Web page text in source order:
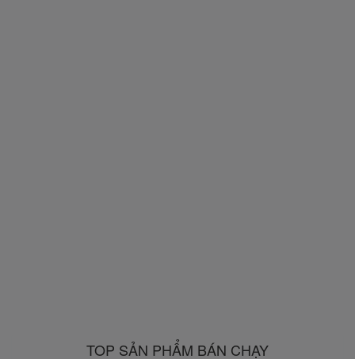
TOP SẢN PHẨM BÁN CHẠY